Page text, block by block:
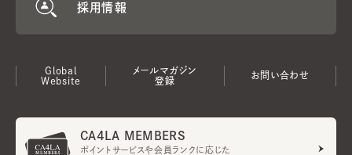
採用情報
Global
Website
メールマガジン
登録
お問い合わせ
CA4LA MEMBERS
ポイントサービスや会員ランクに応じた